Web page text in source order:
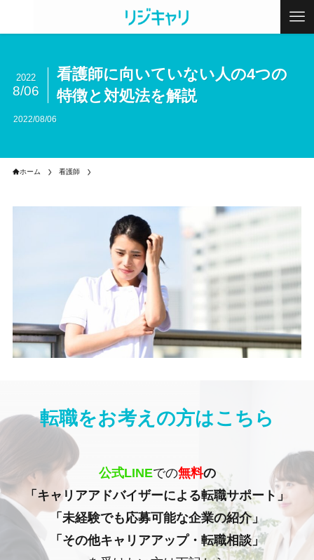
看護師に向いていない人の4つの
特徴と対処法を解説
2022
8/06
2022/08/06
ホーム 看護師
転職をお考えの方はこちら
公式LINEでの無料の
「キャリアアドバイザーによる転職サポート」
「未経験でも応募可能な企業の紹介」
「その他キャリアアップ・転職相談」